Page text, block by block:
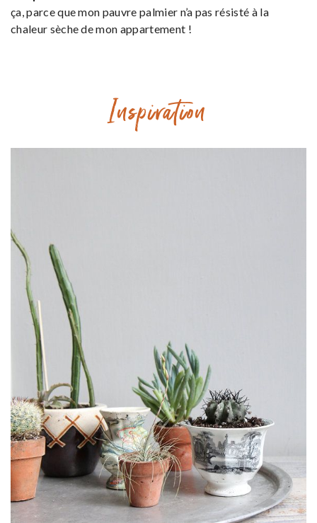
ça, parce que mon pauvre palmier n’a pas résisté à la
chaleur sèche de mon appartement !
Inspiration